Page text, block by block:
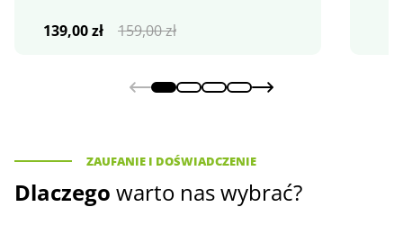
159,00zł
Pierwotna
139,00zł
Aktualna
ZAUFANIE I DOŚWIADCZENIE
Dlaczego warto nas wybrać?